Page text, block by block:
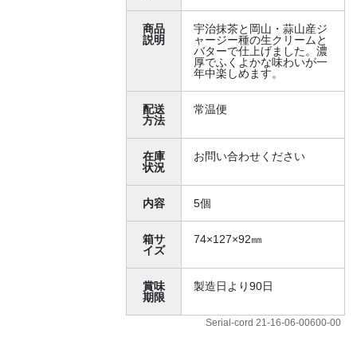
商品
説明
宇治抹茶と岡山・蒜山産ジ
ャージー種の生クリームと
バターで仕上げました。濃
厚でふくよかな味わいが一
年中楽しめます。
配送
方法
常温便
在庫
状況
お問い合わせください
内容 5個
箱サ
イズ
74×127×92㎜
賞味
期限
製造日より90日
Serial-cord 21-16-06-00600-00